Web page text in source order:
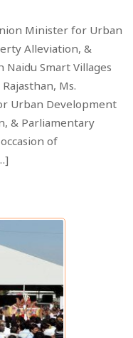
Minister for Urban
Alleviation, &
Naidu Smart Villages
Ms.
Urban Development
& Parliamentary
of